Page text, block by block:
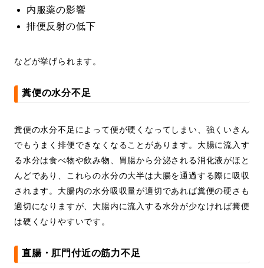
内服薬の影響
排便反射の低下
などが挙げられます。
糞便の水分不足
糞便の水分不足によって便が硬くなってしまい、強くいきん
でもうまく排便できなくなることがあります。大腸に流入す
る水分は食べ物や飲み物、胃腸から分泌される消化液がほと
んどであり、これらの水分の大半は大腸を通過する際に吸収
されます。大腸内の水分吸収量が適切であれば糞便の硬さも
適切になりますが、大腸内に流入する水分が少なければ糞便
は硬くなりやすいです。
直腸・肛門付近の筋力不足